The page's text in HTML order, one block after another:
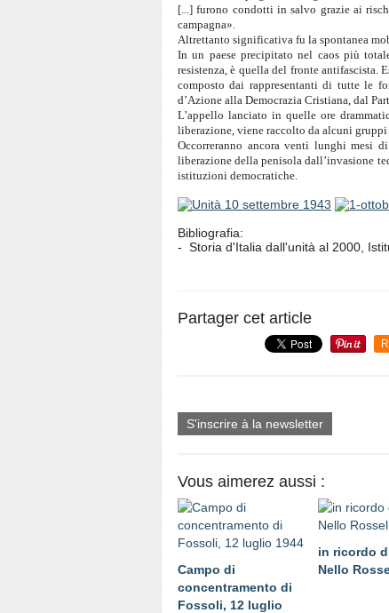
[...] furono condotti in salvo grazie ai
campagna».
Altrettanto significativa fu la spontanea
In un paese precipitato nel caos più
resistenza, è quella del fronte
composto dai rappresentanti di tutte le
d’Azione alla Democrazia Cristiana, dal
L’appello lanciato in quelle ore
liberazione, viene raccolto da alcuni
Occorreranno ancora venti lunghi mesi
liberazione della penisola dall’invasione
istituzioni democratiche.
Bibliografia:
- Storia d'Italia dall'unità al 2000,
Partager cet article
S'inscrire à la newsletter
Vous aimerez aussi :
Campo di
concentramento di
Fossoli, 12 luglio
in ricordo
Nello